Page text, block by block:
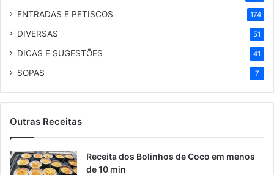
ENTRADAS E PETISCOS 174
DIVERSAS 51
DICAS E SUGESTÕES 41
SOPAS 7
Outras Receitas
Receita dos Bolinhos de Coco em menos
de 10 min